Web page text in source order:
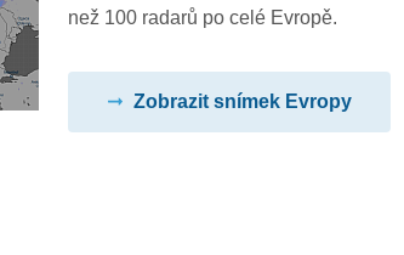
než 100 radarů po celé Evropě.
Zobrazit snímek Evropy